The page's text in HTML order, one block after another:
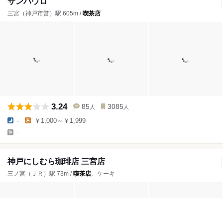
三宮（神戸市営）駅 605m /喫茶店
3.24 85 人 3085 人
- ￥1,000～￥1,999
-
神戸にしむら珈琲店 三宮店
三ノ宮（ＪＲ）駅 73m /喫茶店、ケーキ